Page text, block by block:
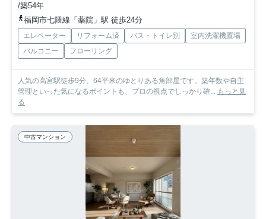
/築54年
福岡市七隈線「薬院」駅 徒歩24分
エレベーター リフォーム済 バス・トイレ別
室内洗濯機置場
バルコニー
フローリング
人気の高宮駅徒歩9分、64平米のゆとりある角部屋です。築年数や自主
管理といった気になるポイントも、プロの視点でしっかり確... もっと見
る
中古マンション